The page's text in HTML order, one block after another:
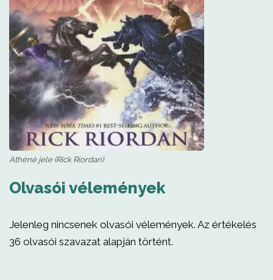
Athéné jele (Rick Riordan)
Olvasói vélemények
Jelenleg nincsenek olvasói vélemények. Az értékelés
36 olvasói szavazat alapján történt.